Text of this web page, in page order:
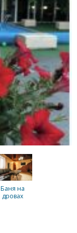
Баня на
дровах